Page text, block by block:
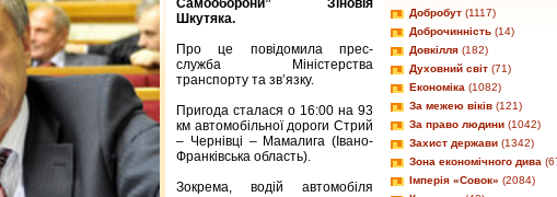
Шкутяка.
Про це повідомила прес-
служба Міністерства
транспорту та зв’язку.
Пригода сталася о 16:00 на 93
км автомобільної дороги Стрий
– Чернівці – Мамалига (Івано-
Франківська область).
Зокрема, водій автомобіля
Добробут (1117)
Доброчинність (14)
Довкілля (182)
Духовний світ (71)
Економіка (1082)
За межею віків (121)
За право людини (1042)
Захист держави (1342)
Зона економічного дива
Імперія «Совок» (2084)